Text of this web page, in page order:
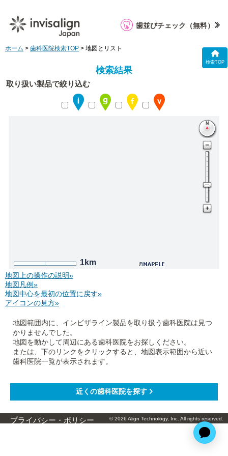
検索TOP
歯並びチェック （無料）
ホーム > 歯科医院検索TOP > 地図とリスト
検索結果
取り扱い製品で絞り込む
1km
地図上の操作の説明»
地図凡例»
地図中心を最初の位置に戻す»
アイコンの見方»
地図範囲内に、インビザライン製品を取り扱う歯科医院は見つ
かりませんでした。
地図を動かして周辺にある歯科医院をお探しください。
または、下のリンクをクリックすると、地図表示範囲から近い
歯科医院一覧が表示されます。
プライバシー・ポリシー © 2026 Align Technology, Inc. All rights reserved.